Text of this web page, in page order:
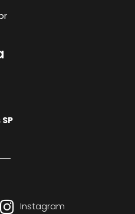
Instagram